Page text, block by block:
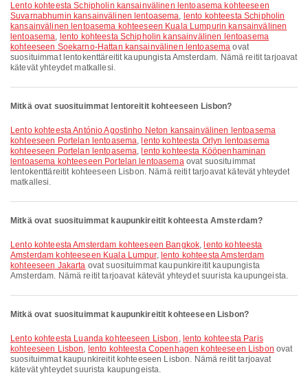
lento kohteesta Schipholin kansainvälinen lentoasema kohteeseen
Suvarnabhumin kansainvälinen lentoasema, lento kohteesta Schipholin
kansainvälinen lentoasema kohteeseen Kuala Lumpurin kansainvälinen
lentoasema, lento kohteesta Schipholin kansainvälinen lentoasema
kohteeseen Soekarno-Hattan kansainvälinen lentoasema ovat
suosituimmat lentokenttäreitit kaupungista Amsterdam. Nämä reitit tarjoavat
kätevät yhteydet matkallesi.
Mitkä ovat suosituimmat lentoreitit kohteeseen Lisbon?
lento kohteesta António Agostinho Neton kansainvälinen lentoasema
kohteeseen Portelan lentoasema, lento kohteesta Orlyn lentoasema
kohteeseen Portelan lentoasema, lento kohteesta Kööpenhaminan
lentoasema kohteeseen Portelan lentoasemaovat suosituimmat
lentokenttäreitit kohteeseen Lisbon. Nämä reitit tarjoavat kätevät yhteydet
matkallesi.
Mitkä ovat suosituimmat kaupunkireitit kohteesta Amsterdam?
lento kohteesta Amsterdam kohteeseen Bangkok, lento kohteesta
Amsterdam kohteeseen Kuala Lumpur, lento kohteesta Amsterdam
kohteeseen Jakarta ovat suosituimmat kaupunkireitit kaupungista
Amsterdam. Nämä reitit tarjoavat kätevät yhteydet suurista kaupungeista.
Mitkä ovat suosituimmat kaupunkireitit kohteeseen Lisbon?
lento kohteesta Luanda kohteeseen Lisbon , lento kohteesta Paris
kohteeseen Lisbon, lento kohteesta Copenhagen kohteeseen Lisbon ovat
suosituimmat kaupunkireitit kohteeseen Lisbon. Nämä reitit tarjoavat
kätevät yhteydet suurista kaupungeista.